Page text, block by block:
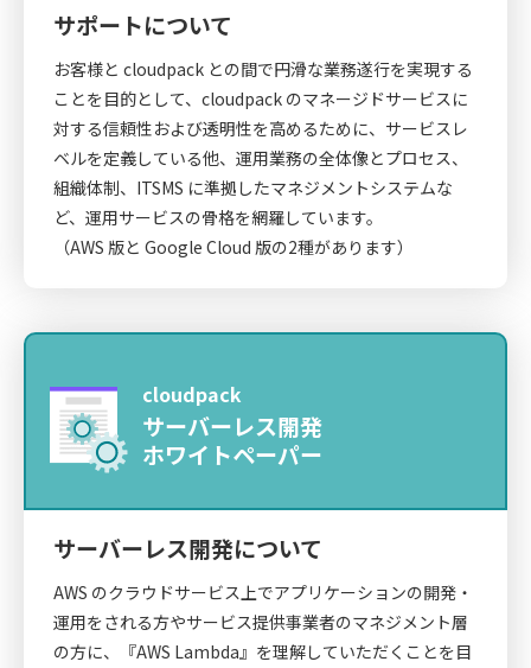
サポートについて
お客様と cloudpack との間で円滑な業務遂行を実現する
ことを目的として、cloudpack のマネージドサービスに
対する信頼性および透明性を高めるために、サービスレ
ベルを定義している他、運用業務の全体像とプロセス、
組織体制、ITSMS に準拠したマネジメントシステムな
ど、運用サービスの骨格を網羅しています。
（AWS 版と Google Cloud 版の2種があります）
cloudpack
サーバーレス開発
ホワイトペーパー
サーバーレス開発について
AWS のクラウドサービス上でアプリケーションの開発・
運用をされる方やサービス提供事業者のマネジメント層
の方に、『AWS Lambda』を理解していただくことを目